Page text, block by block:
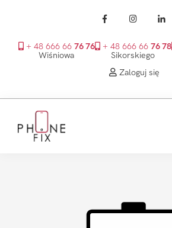
+ 48 666 66 76 76
Wiśniowa
+ 48 666 66 76 78
Sikorskiego
Zaloguj się
głównego